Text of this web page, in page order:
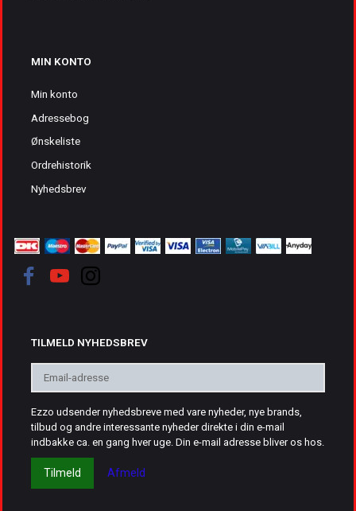
MIN KONTO
Min konto
Adressebog
Ønskeliste
Ordrehistorik
Nyhedsbrev
TILMELD NYHEDSBREV
adresse
Ezzo udsender nyhedsbreve med vare nyheder, nye brands,
tilbud og andre interessante nyheder direkte i din e-mail
indbakke ca. en gang hver uge. Din e-mail adresse bliver os hos.
Tilmeld Afmeld